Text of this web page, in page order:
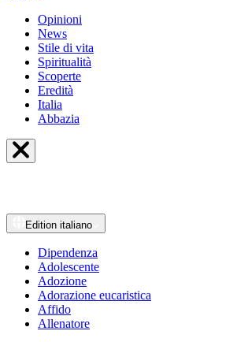
Opinioni
News
Stile di vita
Spiritualità
Scoperte
Eredità
Italia
Abbazia
Edition italiano
Dipendenza
Adolescente
Adozione
Adorazione eucaristica
Affido
Allenatore